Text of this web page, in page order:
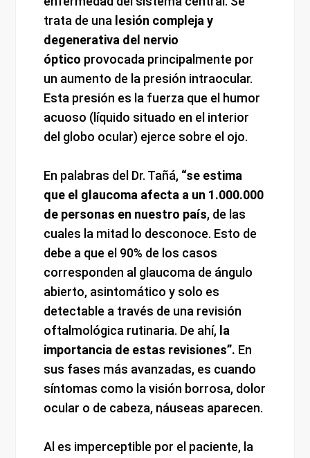
trata de una lesión compleja y
degenerativa del nervio
óptico provocada principalmente por
un aumento de la presión intraocular.
Esta presión es la fuerza que el humor
acuoso (líquido situado en el interior
del globo ocular) ejerce sobre el ojo.
En palabras del Dr. Tañá, “se estima
que el glaucoma afecta a un 1.000.000
de personas en nuestro país, de las
cuales la mitad lo desconoce. Esto de
debe a que el 90% de los casos
corresponden al glaucoma de ángulo
abierto, asintomático y solo es
detectable a través de una revisión
oftalmológica rutinaria. De ahí, la
importancia de estas revisiones”. En
sus fases más avanzadas, es cuando
síntomas como la visión borrosa, dolor
ocular o de cabeza, náuseas aparecen.
Al es imperceptible por el paciente, la